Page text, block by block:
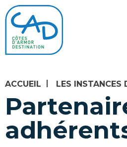
ACCUEIL LES INSTANCES